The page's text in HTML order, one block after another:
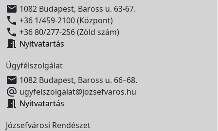
 1082 Budapest, Baross u. 63-67.
 +36 1/459-2100 (Központ)
 +36 80/277-256 (Zöld szám)
 Nyitvatartás
Ügyfélszolgálat
 1082 Budapest, Baross u. 66–68.
 ugyfelszolgalat@jozsefvaros.hu
 Nyitvatartás
Józsefvárosi Rendészet